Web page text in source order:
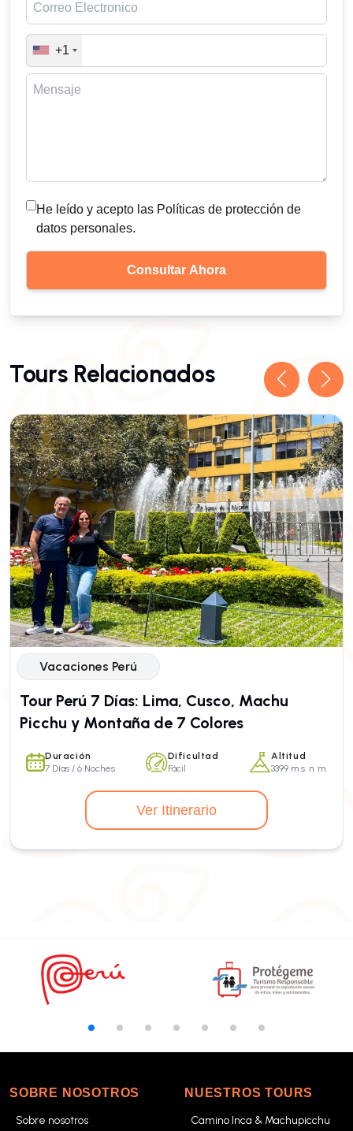
+1
He leído y acepto las Políticas de protección de
datos personales.
Tours Relacionados
Vacaciones Perú
Tour Perú 7 Días: Lima, Cusco, Machu
Picchu y Montaña de 7 Colores
Duración
7 Días / 6 Noches
Dificultad
Fácil
Altitud
3399 m s. n. m.
Ver Itinerario
SOBRE NOSOTROS
Sobre nosotros
NUESTROS TOURS
Camino Inca & Machupicchu